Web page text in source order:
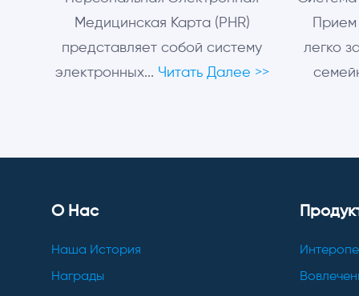
Медицинская Карта (PHR)
представляет собой систему
электронных... Читать Далее >>
легко
О Нас
Наша История
Награды